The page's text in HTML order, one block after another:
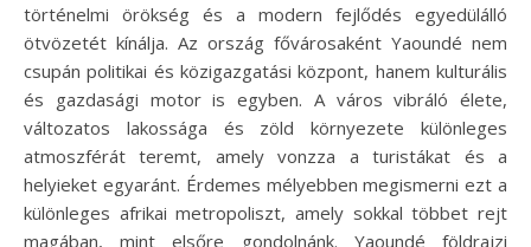
történelmi örökség és a modern fejlődés egyedülálló
ötvözetét kínálja. Az ország fővárosaként Yaoundé nem
csupán politikai és közigazgatási központ, hanem kulturális
és gazdasági motor is egyben. A város vibráló élete,
változatos lakossága és zöld környezete különleges
atmoszférát teremt, amely vonzza a turistákat és a
helyieket egyaránt. Érdemes mélyebben megismerni ezt a
különleges afrikai metropoliszt, amely sokkal többet rejt
magában, mint elsőre gondolnánk. Yaoundé földrajzi